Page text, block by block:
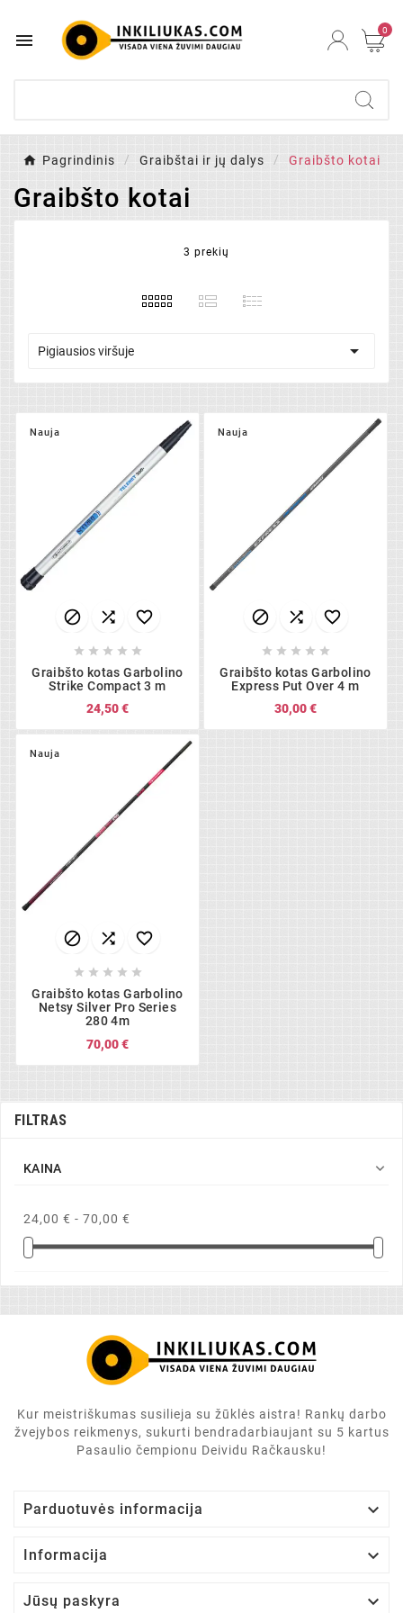
 0
Pagrindinis Graibštai ir jų dalys Graibšto kotai
Graibšto kotai
3 prekių
Pigiausios viršuje 
Nauja
  
    
Graibšto kotas Garbolino
Strike Compact 3 m
24,50 €
Nauja
  
    
Graibšto kotas Garbolino
Express Put Over 4 m
30,00 €
Nauja
  
    
Graibšto kotas Garbolino
Netsy Silver Pro Series
280 4m
70,00 €
FILTRAS
KAINA 
24,00 € - 70,00 €
Kur meistriškumas susilieja su žūklės aistra! Rankų darbo
žvejybos reikmenys, sukurti bendradarbiaujant su 5 kartus
Pasaulio čempionu Deividu Račkausku!
Parduotuvės informacija 
Informacija 
Jūsų paskyra 